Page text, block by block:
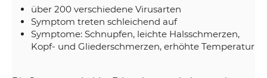
über 200 verschiedene Virusarten
Symptom treten schleichend auf
Symptome: Schnupfen, leichte Halsschmerzen,
Kopf- und Gliederschmerzen, erhöhte Temperatur